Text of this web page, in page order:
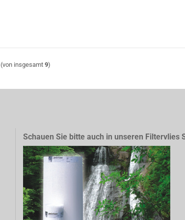
(von insgesamt 9)
Schauen Sie bitte auch in unseren Filtervlies